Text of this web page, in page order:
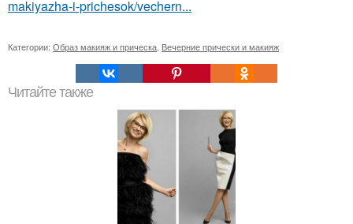
makiyazha-i-prichesok/vechern...
Категории: Образ макияж и прическа, Вечерние прически и макияж
Читайте также